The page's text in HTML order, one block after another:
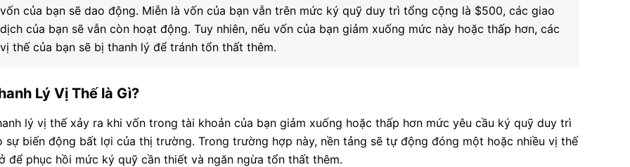
vốn của bạn sẽ dao động. Miễn là vốn của bạn vẫn trên mức ký quỹ duy trì tổng cộng là $500, các giao
dịch của bạn sẽ vẫn còn hoạt động. Tuy nhiên, nếu vốn của bạn giảm xuống mức này hoặc thấp hơn, các
vị thế của bạn sẽ bị thanh lý để tránh tổn thất thêm.
Lý Vị Thế là Gì?
lý vị thế xảy ra khi vốn trong tài khoản của bạn giảm xuống hoặc thấp hơn mức yêu cầu ký quỹ duy trì
sự biến động bất lợi của thị trường. Trong trường hợp này, nền tảng sẽ tự động đóng một hoặc nhiều vị thế
để phục hồi mức ký quỹ cần thiết và ngăn ngừa tổn thất thêm.